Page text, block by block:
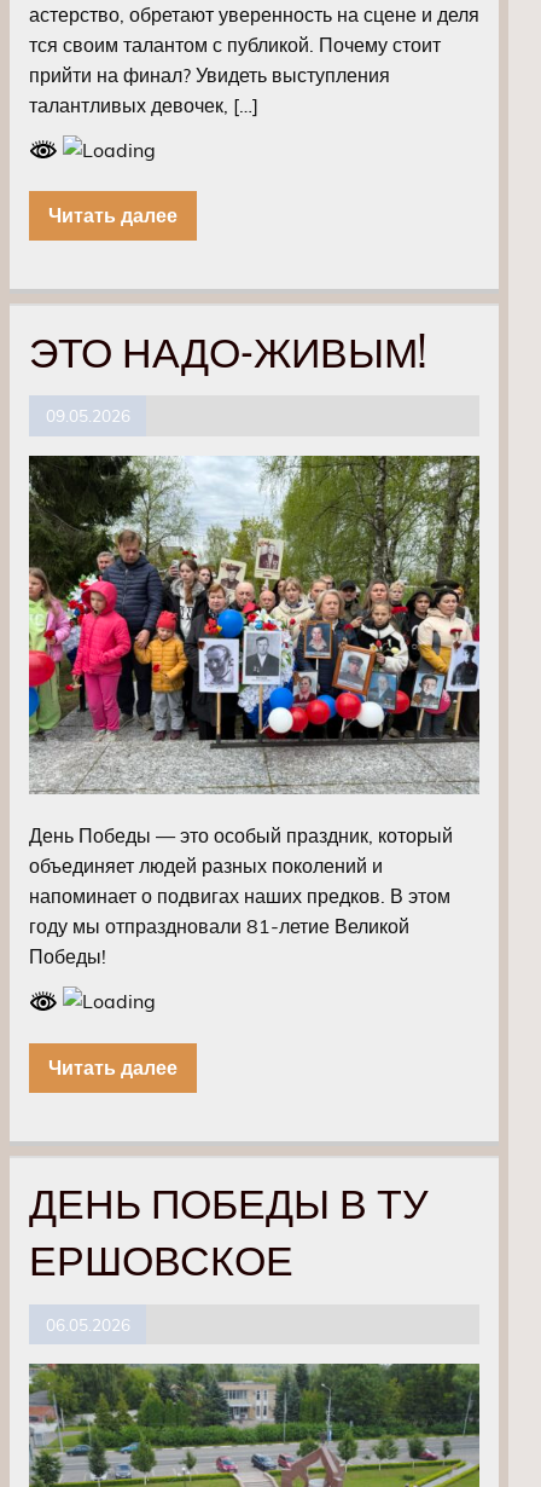
астерство, обретают уверенность на сцене и деля
тся своим талантом с публикой. Почему стоит
прийти на финал? Увидеть выступления
талантливых девочек, […]
Читать далее
ЭТО НАДО-ЖИВЫМ!
09.05.2026
День Победы — это особый праздник, который
объединяет людей разных поколений и
напоминает о подвигах наших предков. В этом
году мы отпраздновали 81-летие Великой
Победы!
Читать далее
ДЕНЬ ПОБЕДЫ В ТУ
ЕРШОВСКОЕ
06.05.2026